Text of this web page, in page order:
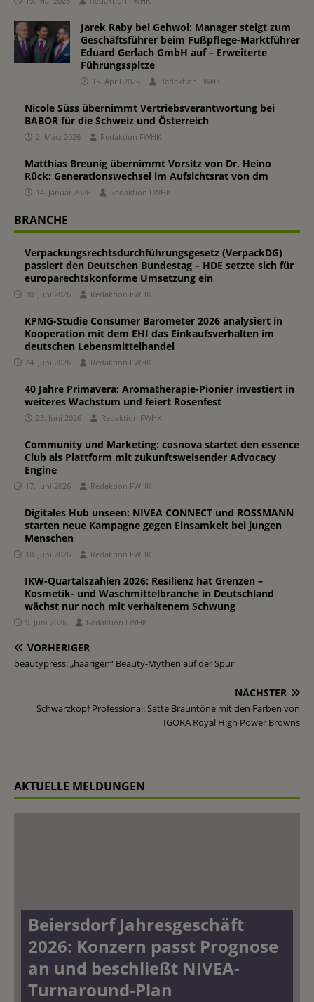
Jarek Raby bei Gehwol: Manager steigt zum
Geschäftsführer beim Fußpflege-Marktführer
Eduard Gerlach GmbH auf – Erweiterte
Führungsspitze
15. April 2026 Redaktion FWHK
Nicole Süss übernimmt Vertriebsverantwortung bei
BABOR für die Schweiz und Österreich
2. März 2026 Redaktion FWHK
Matthias Breunig übernimmt Vorsitz von Dr. Heino
Rück: Generationswechsel im Aufsichtsrat von dm
14. Januar 2026 Redaktion FWHK
BRANCHE
Verpackungsrechtsdurchführungsgesetz (VerpackDG)
passiert den Deutschen Bundestag – HDE setzte sich für
europarechtskonforme Umsetzung ein
30. Juni 2026 Redaktion FWHK
KPMG-Studie Consumer Barometer 2026 analysiert in
Kooperation mit dem EHI das Einkaufsverhalten im
deutschen Lebensmittelhandel
24. Juni 2026 Redaktion FWHK
40 Jahre Primavera: Aromatherapie-Pionier investiert in
weiteres Wachstum und feiert Rosenfest
23. Juni 2026 Redaktion FWHK
Community und Marketing: cosnova startet den essence
Club als Plattform mit zukunftsweisender Advocacy
Engine
17. Juni 2026 Redaktion FWHK
Digitales Hub unseen: NIVEA CONNECT und ROSSMANN
starten neue Kampagne gegen Einsamkeit bei jungen
Menschen
10. Juni 2026 Redaktion FWHK
IKW-Quartalszahlen 2026: Resilienz hat Grenzen –
Kosmetik- und Waschmittelbranche in Deutschland
wächst nur noch mit verhaltenem Schwung
9. Juni 2026 Redaktion FWHK
VORHERIGER
beautypress: „haarigen“ Beauty-Mythen auf der Spur
NÄCHSTER
Schwarzkopf Professional: Satte Brauntöne mit den Farben von
IGORA Royal High Power Browns
AKTUELLE MELDUNGEN
Beiersdorf Jahresgeschäft
2026: Konzern passt Prognose
an und beschließt NIVEA-
Turnaround-Plan